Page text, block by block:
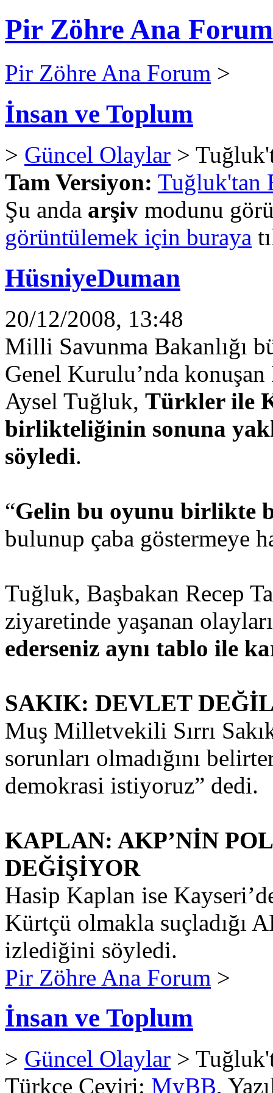
Pir Zöhre Ana Forum
Pir Zöhre Ana Forum >
İnsan ve Toplum
> Güncel Olaylar >
Tam Versiyon: Tuğluk'tan
Şu anda arşiv modunu
görüntülemek için buraya
HüsniyeDuman
20/12/2008, 13:48
Milli Savunma Bakanlığı
Genel Kurulu’nda
Aysel Tuğluk, Türkler ile
birlikteliğinin sonuna
söyledi.
“Gelin bu oyunu birlikte
bulunup çaba göstermeye
Tuğluk, Başbakan Recep
ziyaretinde yaşanan
ederseniz aynı tablo ile
SAKIK: DEVLET
Muş Milletvekili Sırrı
sorunları olmadığını
demokrasi istiyoruz” dedi.
KAPLAN: AKP’NİN
DEĞİŞİYOR
Hasip Kaplan ise
Kürtçü olmakla suçladığı
izlediğini söyledi.
Pir Zöhre Ana Forum >
İnsan ve Toplum
> Güncel Olaylar >
Türkçe Çeviri: MyBB,